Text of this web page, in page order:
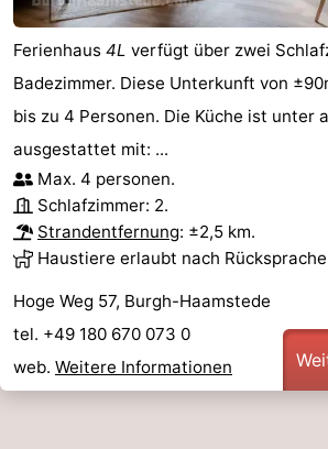
Aussichtspunkte
Attraktionen
-
Rundfahrten
-
Spielplätze
-
Indoor-
-
Minigolfplätze
Wellness-
Zentren
Dörfer
Ferienhaus 4L verfügt über zwei
Badezimmer. Diese Unterkunft von
bis zu 4 Personen. Die Küche ist unter
ausgestattet mit: ...
Max. 4 personen.
Schlafzimmer: 2.
Strandentfernung: ±2,5 km.
Haustiere erlaubt nach
Hoge Weg 57, Burgh-Haamstede
tel. +49 180 670 073 0
web. Weitere Informationen